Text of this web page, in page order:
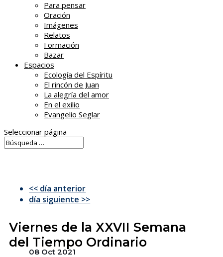
Para pensar
Oración
Imágenes
Relatos
Formación
Bazar
Espacios
Ecología del Espíritu
El rincón de Juan
La alegría del amor
En el exilio
Evangelio Seglar
Seleccionar página
<< día anterior
día siguiente >>
Viernes de la XXVII Semana
del Tiempo Ordinario
08 Oct 2021